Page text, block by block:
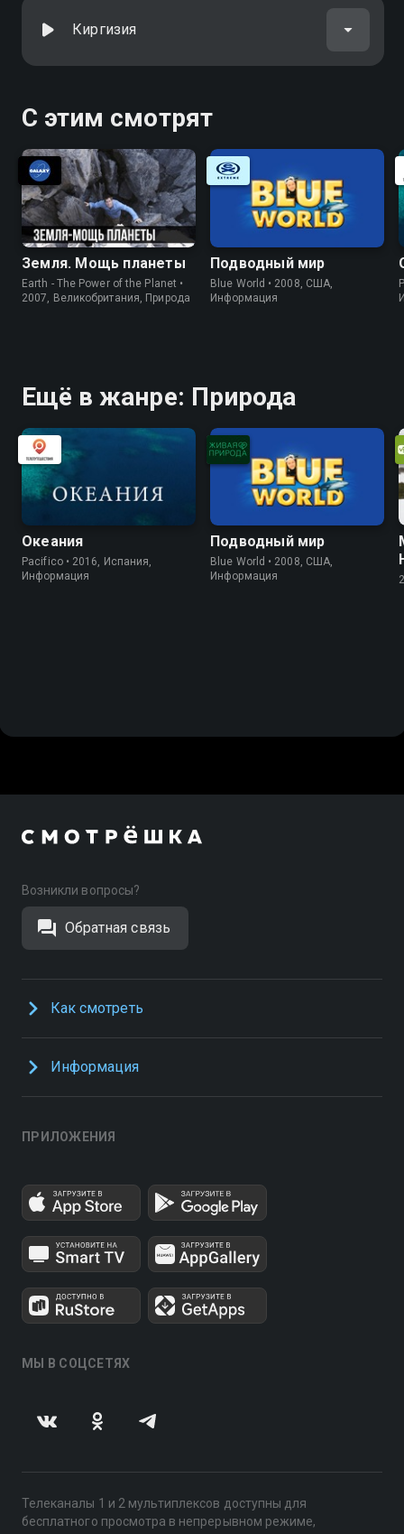
Киргизия
С этим смотрят
Земля. Мощь планеты
Earth - The Power of the Planet •
2007, Великобритания, Природа
Подводный мир
Blue World • 2008, США,
Информация
Ещё в жанре: Природа
Океания
Pacifico • 2016, Испания,
Информация
Подводный мир
Blue World • 2008, США,
Информация
Возникли вопросы?
Обратная связь
Как смотреть
Информация
ПРИЛОЖЕНИЯ
МЫ В СОЦСЕТЯХ
Телеканалы 1 и 2 мультиплексов доступны для
бесплатного просмотра в непрерывном режиме,